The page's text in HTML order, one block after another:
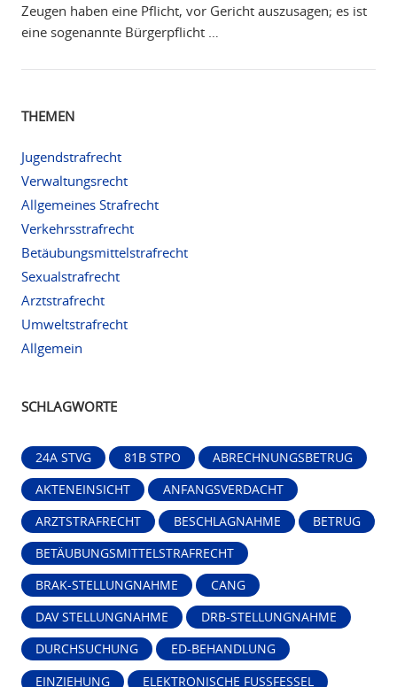
Zeugen haben eine Pflicht, vor Gericht auszusagen; es ist
eine sogenannte Bürgerpflicht …
THEMEN
Jugendstrafrecht
Verwaltungsrecht
Allgemeines Strafrecht
Verkehrsstrafrecht
Betäubungsmittelstrafrecht
Sexualstrafrecht
Arztstrafrecht
Umweltstrafrecht
Allgemein
SCHLAGWORTE
24A STVG 81B STPO ABRECHNUNGSBETRUG
AKTENEINSICHT ANFANGSVERDACHT
ARZTSTRAFRECHT BESCHLAGNAHME BETRUG
BETÄUBUNGSMITTELSTRAFRECHT
BRAK-STELLUNGNAHME CANG
DAV STELLUNGNAHME DRB-STELLUNGNAHME
DURCHSUCHUNG ED-BEHANDLUNG
EINZIEHUNG ELEKTRONISCHE FUSSFESSEL